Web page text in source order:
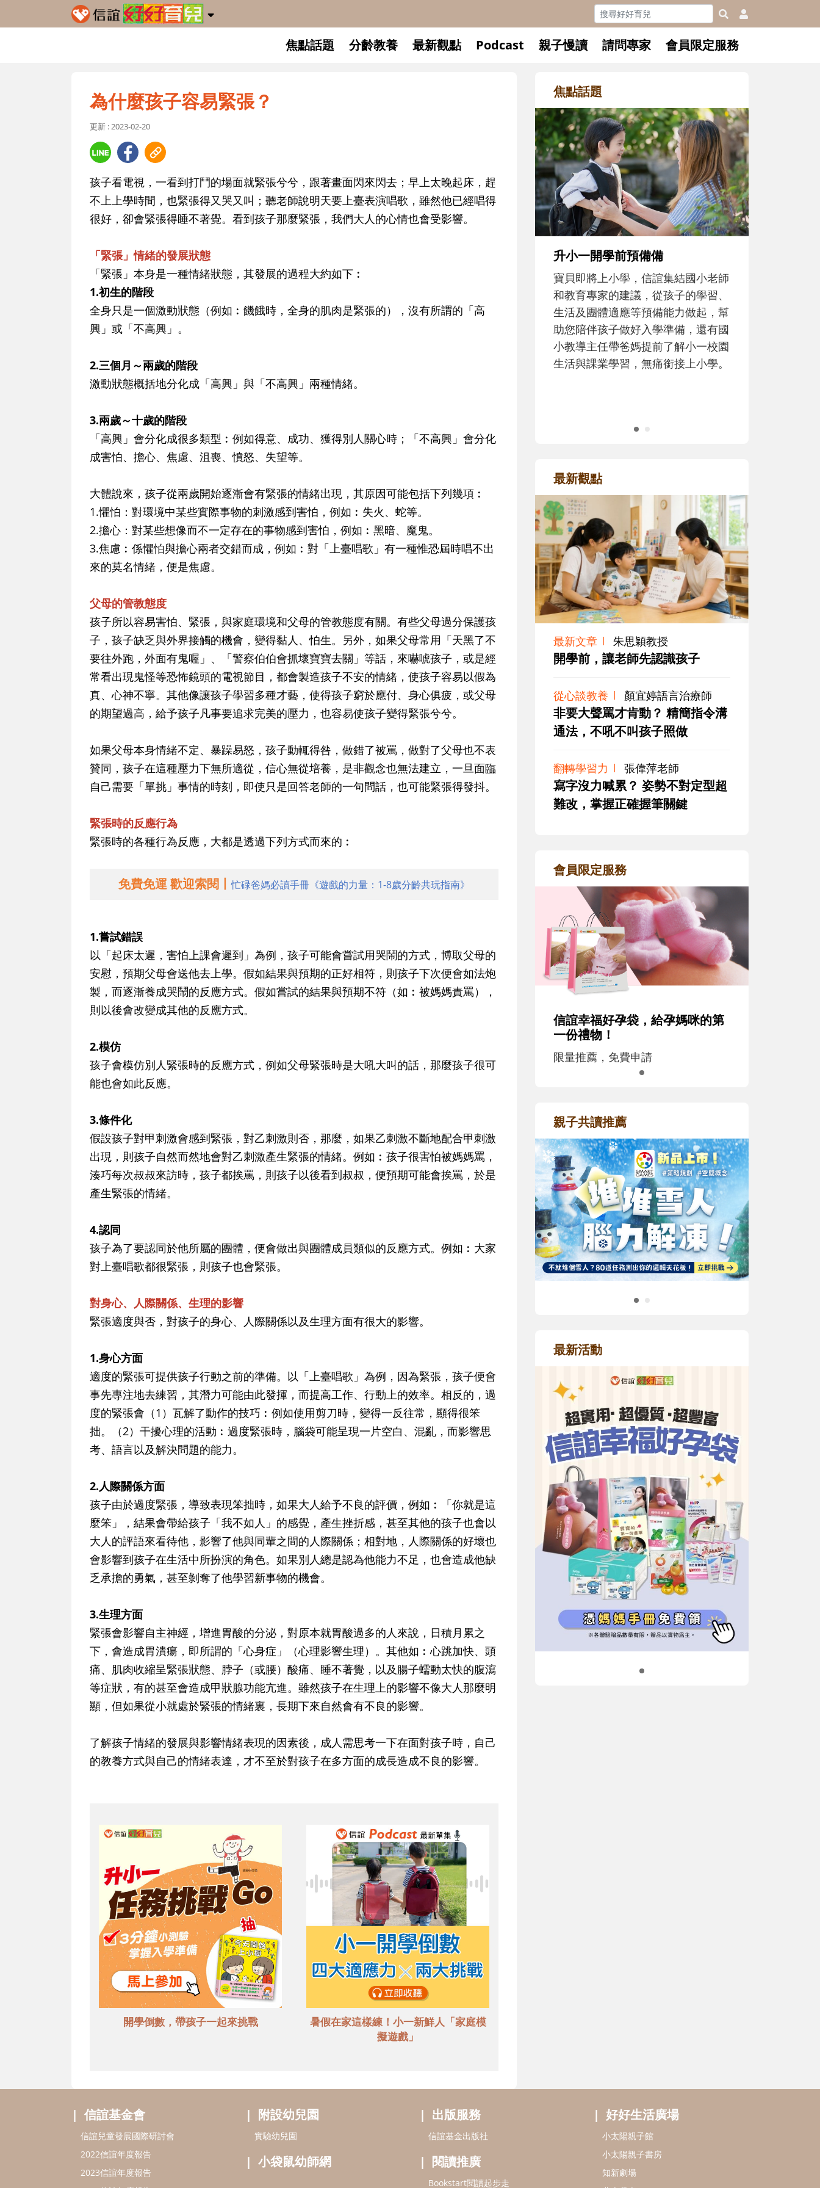
焦點話題 分齡教養 最新觀點 Podcast 親子慢讀 請問專家 會員限定服務
為什麼孩子容易緊張？
更新 : 2023-02-20
孩子看電視，一看到打鬥的場面就緊張兮兮，跟著畫面閃來閃去；早上太晚起床，趕
不上上學時間，也緊張得又哭又叫；聽老師說明天要上臺表演唱歌，雖然他已經唱得
很好，卻會緊張得睡不著覺。看到孩子那麼緊張，我們大人的心情也會受影響。
「緊張」情緒的發展狀態
「緊張」本身是一種情緒狀態，其發展的過程大約如下︰
1.初生的階段
全身只是一個激動狀態（例如︰饑餓時，全身的肌肉是緊張的），沒有所謂的「高
興」或「不高興」。
2.三個月～兩歲的階段
激動狀態概括地分化成「高興」與「不高興」兩種情緒。
3.兩歲～十歲的階段
「高興」會分化成很多類型︰例如得意、成功、獲得別人關心時；「不高興」會分化
成害怕、擔心、焦慮、沮喪、憤怒、失望等。
大體說來，孩子從兩歲開始逐漸會有緊張的情緒出現，其原因可能包括下列幾項︰
1.懼怕：對環境中某些實際事物的刺激感到害怕，例如︰失火、蛇等。
2.擔心：對某些想像而不一定存在的事物感到害怕，例如︰黑暗、魔鬼。
3.焦慮︰係懼怕與擔心兩者交錯而成，例如︰對「上臺唱歌」有一種惟恐屆時唱不出
來的莫名情緒，便是焦慮。
父母的管教態度
孩子所以容易害怕、緊張，與家庭環境和父母的管教態度有關。有些父母過分保護孩
子，孩子缺乏與外界接觸的機會，變得黏人、怕生。另外，如果父母常用「天黑了不
要往外跑，外面有鬼喔」、「警察伯伯會抓壞寶寶去關」等話，來嚇唬孩子，或是經
常看出現鬼怪等恐怖鏡頭的電視節目，都會製造孩子不安的情緒，使孩子容易以假為
真、心神不寧。其他像讓孩子學習多種才藝，使得孩子窮於應付、身心俱疲，或父母
的期望過高，給予孩子凡事要追求完美的壓力，也容易使孩子變得緊張兮兮。
如果父母本身情緒不定、暴躁易怒，孩子動輒得咎，做錯了被罵，做對了父母也不表
贊同，孩子在這種壓力下無所適從，信心無從培養，是非觀念也無法建立，一旦面臨
自己需要「單挑」事情的時刻，即使只是回答老師的一句問話，也可能緊張得發抖。
緊張時的反應行為
緊張時的各種行為反應，大都是透過下列方式而來的︰
免費免運 歡迎索閱丨忙碌爸媽必讀手冊《遊戲的力量：1-8歲分齡共玩指南》
1.嘗試錯誤
以「起床太遲，害怕上課會遲到」為例，孩子可能會嘗試用哭鬧的方式，博取父母的
安慰，預期父母會送他去上學。假如結果與預期的正好相符，則孩子下次便會如法炮
製，而逐漸養成哭鬧的反應方式。假如嘗試的結果與預期不符（如︰被媽媽責罵），
則以後會改變成其他的反應方式。
2.模仿
孩子會模仿別人緊張時的反應方式，例如父母緊張時是大吼大叫的話，那麼孩子很可
能也會如此反應。
3.條件化
假設孩子對甲刺激會感到緊張，對乙刺激則否，那麼，如果乙刺激不斷地配合甲刺激
出現，則孩子自然而然地會對乙刺激產生緊張的情緒。例如︰孩子很害怕被媽媽罵，
湊巧每次叔叔來訪時，孩子都挨罵，則孩子以後看到叔叔，便預期可能會挨罵，於是
產生緊張的情緒。
4.認同
孩子為了要認同於他所屬的團體，便會做出與團體成員類似的反應方式。例如︰大家
對上臺唱歌都很緊張，則孩子也會緊張。
對身心、人際關係、生理的影響
緊張適度與否，對孩子的身心、人際關係以及生理方面有很大的影響。
1.身心方面
適度的緊張可提供孩子行動之前的準備。以「上臺唱歌」為例，因為緊張，孩子便會
事先專注地去練習，其潛力可能由此發揮，而提高工作、行動上的效率。相反的，過
度的緊張會（1）瓦解了動作的技巧︰例如使用剪刀時，變得一反往常，顯得很笨
拙。（2）干擾心理的活動︰過度緊張時，腦袋可能呈現一片空白、混亂，而影響思
考、語言以及解決問題的能力。
2.人際關係方面
孩子由於過度緊張，導致表現笨拙時，如果大人給予不良的評價，例如︰「你就是這
麼笨」，結果會帶給孩子「我不如人」的感覺，產生挫折感，甚至其他的孩子也會以
大人的評語來看待他，影響了他與同輩之間的人際關係；相對地，人際關係的好壞也
會影響到孩子在生活中所扮演的角色。如果別人總是認為他能力不足，也會造成他缺
乏承擔的勇氣，甚至剝奪了他學習新事物的機會。
3.生理方面
緊張會影響自主神經，增進胃酸的分泌，對原本就胃酸過多的人來說，日積月累之
下，會造成胃潰瘍，即所謂的「心身症」（心理影響生理）。其他如︰心跳加快、頭
痛、肌肉收縮呈緊張狀態、脖子（或腰）酸痛、睡不著覺，以及腸子蠕動太快的腹瀉
等症狀，有的甚至會造成甲狀腺功能亢進。雖然孩子在生理上的影響不像大人那麼明
顯，但如果從小就處於緊張的情緒裏，長期下來自然會有不良的影響。
了解孩子情緒的發展與影響情緒表現的因素後，成人需思考一下在面對孩子時，自己
的教養方式與自己的情緒表達，才不至於對孩子在多方面的成長造成不良的影響。
開學倒數，帶孩子一起來挑戰
暑假在家這樣練！小一新鮮人「家庭模
擬遊戲」
焦點話題
每到夏天 我要去海邊~ 和孩子玩
「水」消暑趣！
每到夏天，孩子最期待的就是玩水
了！不論在家玩、到泳池練習，或去
海邊踏浪尋寶，都是消暑放電、刺激
五感的好機會。不妨從親水準備和戲
水安全開始，陪孩子玩得開心也安
心，解鎖一個清涼、有趣又能長知識
的暑假吧！
最新觀點
最新文章 朱思穎教授
開學前，讓老師先認識孩子
從心談教養 顏宜婷語言治療師
非要大聲罵才肯動？ 精簡指令溝
通法，不吼不叫孩子照做
翻轉學習力 張偉萍老師
寫字沒力喊累？ 姿勢不對定型超
難改，掌握正確握筆關鍵
會員限定服務
信誼幸福好孕袋，給孕媽咪的第
一份禮物！
限量推薦，免費申請
親子共讀推薦
最新活動
信誼基金會
信誼兒童發展國際研討會
2022信誼年度報告
2023信誼年度報告
附設幼兒園
實驗幼兒園
小袋鼠幼師網
出版服務
信誼基金出版社
閱讀推廣
Bookstart閱讀起步走
好好生活廣場
小太陽親子館
小太陽親子書房
知新劇場